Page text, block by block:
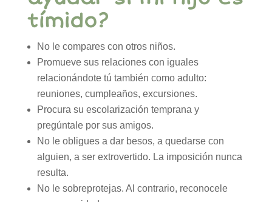
tímido?
No le compares con otros niños.
Promueve sus relaciones con iguales
relacionándote tú también como adulto:
reuniones, cumpleaños, excursiones.
Procura su escolarización temprana y
pregúntale por sus amigos.
No le obligues a dar besos, a quedarse con
alguien, a ser extrovertido. La imposición nunca
resulta.
No le sobreprotejas. Al contrario, reconocele